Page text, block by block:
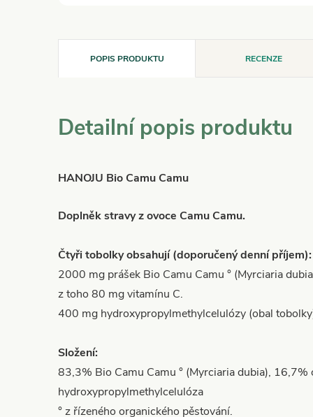
POPIS PRODUKTU RECENZE
Detailní popis produktu
HANOJU Bio Camu Camu
Doplněk stravy z ovoce Camu Camu.
Čtyři tobolky obsahují (doporučený denní příjem):
2000 mg prášek Bio Camu Camu ° (Myrciaria
z toho 80 mg vitamínu C.
400 mg hydroxypropylmethylcelulózy (obal
Složení:
83,3% Bio Camu Camu ° (Myrciaria dubia), 16,7%
hydroxypropylmethylcelulóza
° z řízeného organického pěstování.